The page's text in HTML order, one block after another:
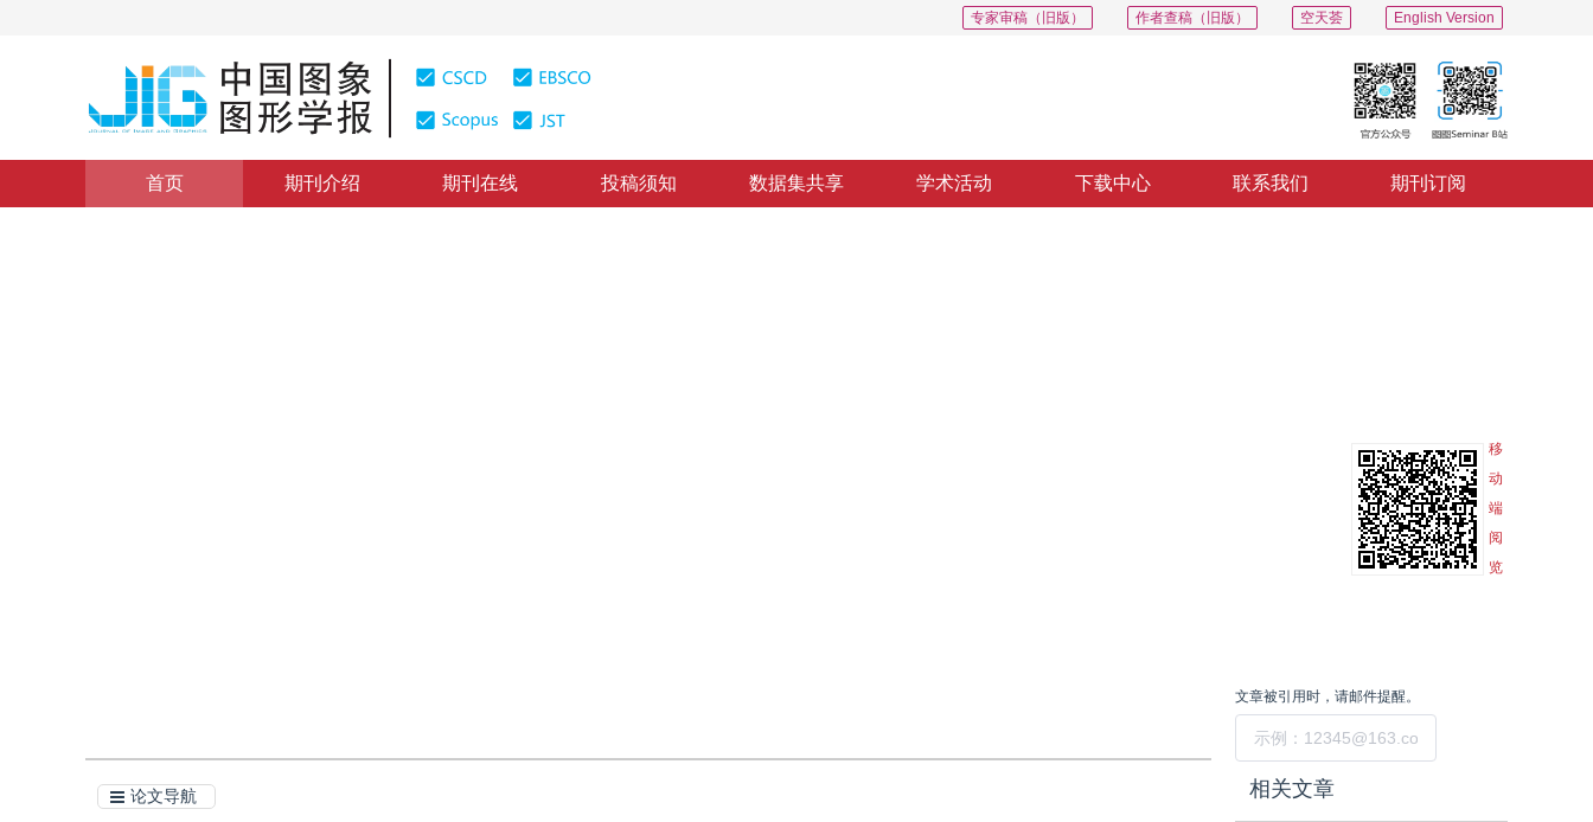
English Version
空天荟
作者查稿（旧版）
专家审稿（旧版）
首页 期刊介绍 期刊在线 投稿须知 数据集共享 学术活动 下载中心 联系我们 期刊订阅
移
动
端
阅
览
论文导航
文章被引用时，请邮件提醒。
相关文章